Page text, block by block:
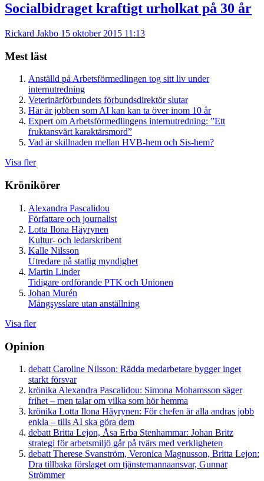
Socialbidraget kraftigt urholkat på 30 år
Rickard Jakbo 15 oktober 2015 11:13
Mest läst
Anställd på Arbetsförmedlingen tog sitt liv under
internutredning
Veterinärförbundets förbundsdirektör slutar
Här är jobben som AI kan kan ta över inom 10 år
Expert om Arbetsförmedlingens internutredning: ”Ett
fruktansvärt karaktärsmord”
Vad är skillnaden mellan HVB-hem och Sis-hem?
Visa fler
Krönikörer
Alexandra Pascalidou
Författare och journalist
Lotta Ilona Häyrynen
Kultur- och ledarskribent
Kalle Nilsson
Utredare på statlig myndighet
Martin Linder
Tidigare ordförande PTK och Unionen
Johan Murén
Mångsysslare utan anställning
Visa fler
Opinion
debatt Caroline Nilsson: Rädda medarbetare bygger inget
starkt försvar
krönika Alexandra Pascalidou: Simona Mohamsson säger
frihet – men talar om vilka som hör hemma
krönika Lotta Ilona Häyrynen: För chefen är alla andras jobb
enkla – tills AI ska göra dem
debatt Britta Lejon, Åsa Erba Stenhammar: Johan Britz
strategi för arbetsmiljö går på tvärs med verkligheten
debatt Therese Svanström, Veronica Magnusson, Britta Lejon:
Dra tillbaka förslaget om tjänstemannaansvar, Gunnar
Strömmer